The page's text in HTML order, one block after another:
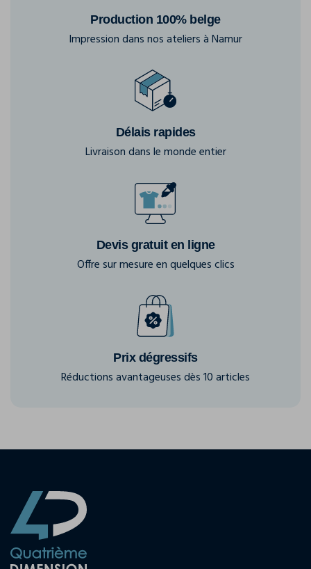
Production 100% belge
Impression dans nos ateliers à Namur
Délais rapides
Livraison dans le monde entier
Devis gratuit en ligne
Offre sur mesure en quelques clics
Prix dégressifs
Réductions avantageuses dès 10 articles